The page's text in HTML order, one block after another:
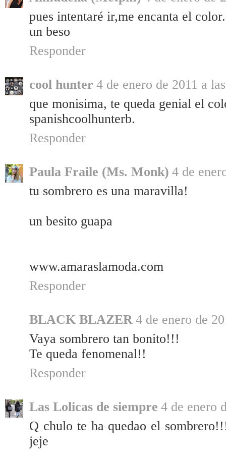
pues intentaré ir,me encanta el color.
un beso
Responder
cool hunter 4 de enero de 2011 a
que monisima, te queda genial el
spanishcoolhunterb.
Responder
Paula Fraile (Ms. Monk) 4 de
tu sombrero es una maravilla!
un besito guapa
www.amaraslamoda.com
Responder
BLACK BLAZER 4 de enero de
Vaya sombrero tan bonito!!!
Te queda fenomenal!!
Responder
Las Lolicas de siempre 4 de enero
Q chulo te ha quedao el
jeje